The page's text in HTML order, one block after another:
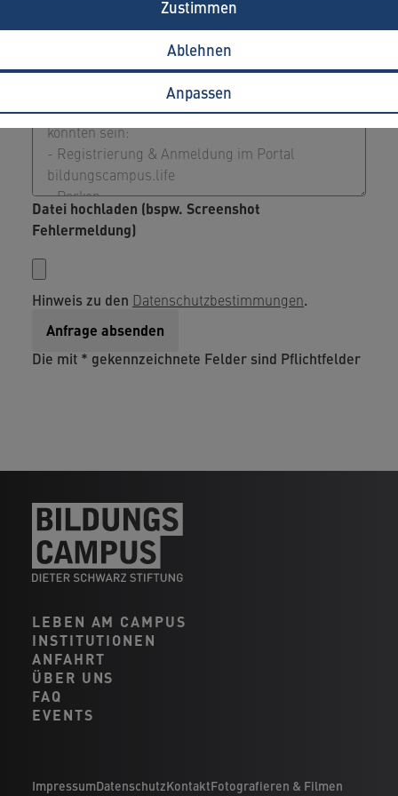
Anpassen
Ablehnen
Zustimmen
Datei hochladen (bspw. Screenshot
Fehlermeldung)
Hinweis zu den Datenschutzbestimmungen.
Die mit * gekennzeichnete Felder sind Pflichtfelder
LEBEN AM CAMPUS
INSTITUTIONEN
ANFAHRT
ÜBER UNS
FAQ
EVENTS
ImpressumDatenschutzKontaktFotografieren & Filmen